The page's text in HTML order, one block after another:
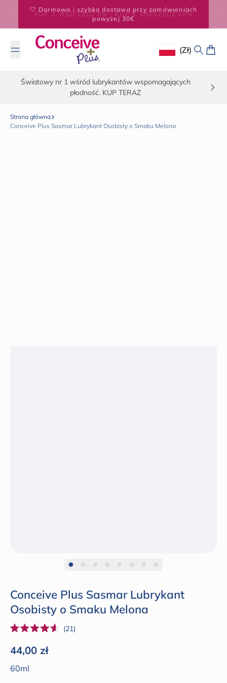
Przejdź do treści
KUP 2, OSZCZĘDŹ 5% - KUP 3, OSZCZĘDŹ 20%
Geolocation
(zł)
Szukaj
Światowy nr 1 wśród lubrykantów wspomagających
płodność. KUP TERAZ
Strona główna
Conceive Plus Sasmar Lubrykant Osobisty o Smaku Melona
Conceive Plus Sasmar Lubrykant
Osobisty o Smaku Melona
Oceniono
na
4.6
z
5
21 Kliknij,
Cena regularna
44,00 zł
60ml